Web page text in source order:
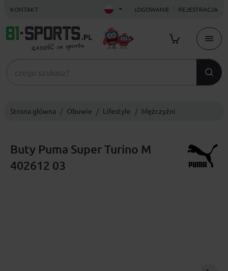
KONTAKT LOGOWANIE REJESTRACJA
Strona główna Obuwie Lifestyle Mężczyźni
Buty Puma Super Turino M
402612 03